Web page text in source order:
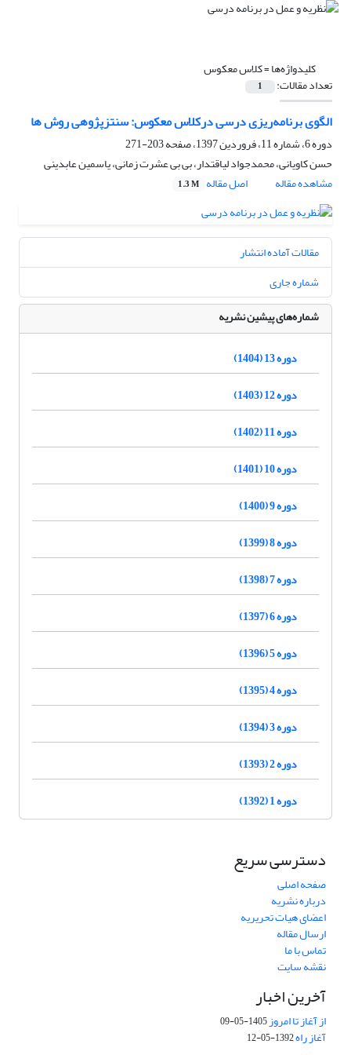
کلیدواژه‌ها =کلاس معکوس
تعداد مقالات: 1
الگوی برنامه‌ریزی درسی درکلاس معکوس: سنتزپژوهی روش ها
دوره 6، شماره 11، فروردین 1397، صفحه
203-271
حسن کاویانی، محمدجواد لیاقتدار، بی بی عشرت زمانی، یاسمین عابدینی
مشاهده مقاله
اصل مقاله 1.3 M
مقالات آماده انتشار
شماره جاری
شماره‌های پیشین نشریه
دوره 13 (1404)
دوره 12 (1403)
دوره 11 (1402)
دوره 10 (1401)
دوره 9 (1400)
دوره 8 (1399)
دوره 7 (1398)
دوره 6 (1397)
دوره 5 (1396)
دوره 4 (1395)
دوره 3 (1394)
دوره 2 (1393)
دوره 1 (1392)
دسترسی سریع
صفحه اصلی
درباره نشریه
اعضای هیات تحریریه
ارسال مقاله
تماس با ما
نقشه سایت
آخرین اخبار
از آغاز تا امروز1405-05-09
آغاز راه1392-05-12